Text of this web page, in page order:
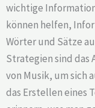
wichtige
können helfen,
Wörter und Sätze
Strategien sind das
von Musik, um sich
das Erstellen eines